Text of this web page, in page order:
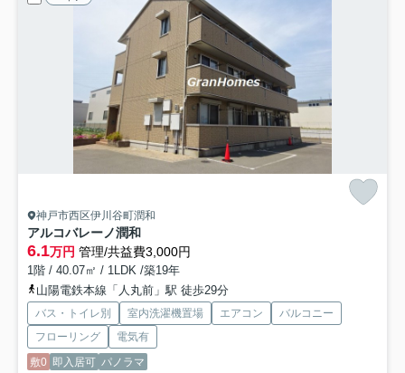
神戸市西区伊川谷町潤和
アルコバレーノ潤和
6.1万円 管理/共益費3,000円
1階 / 40.07㎡ / 1LDK /築19年
山陽電鉄本線「人丸前」駅 徒歩29分
バス・トイレ別 室内洗濯機置場 エアコン
バルコニー
フローリング
電気有
敷0 即入居可 パノラマ